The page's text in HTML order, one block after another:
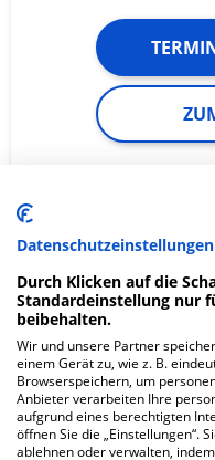
Kreisklinik
Moosbauerweg 5
82515 Wolfratshausen
Datenschutzeinstellungen
Durch Klicken auf die
Standardeinstellung nur
beibehalten.
Wir und unsere Partner
einem Gerät zu, wie z. B.
Browserspeichern, um
Anbieter verarbeiten Ihre
aufgrund eines berechtigten
öffnen Sie die „Einstellungen“.
ablehnen oder verwalten,